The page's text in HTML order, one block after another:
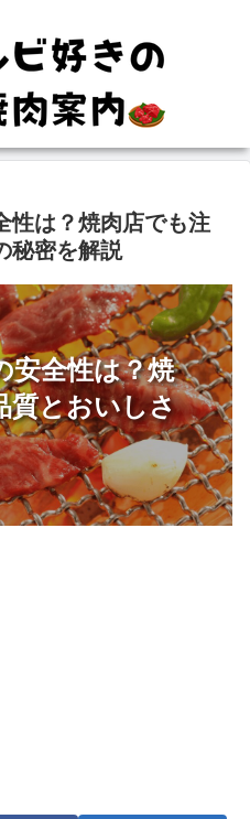
性は？焼肉店でも注
秘密を解説
安全性は？焼
質とおいしさ